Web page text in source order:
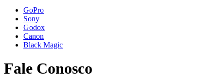
GoPro
Sony
Godox
Canon
Black Magic
Fale Conosco